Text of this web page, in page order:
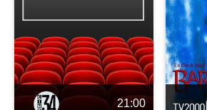
21:00